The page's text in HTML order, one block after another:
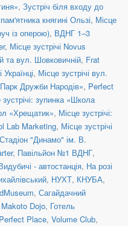
, Зустріч біля входу до
княгині Ользі, Місце
із оперою), ВДНГ 1–3
, Місце зустрічі Novus
та вул. Шовковичній, Frat
, Місце зустрічі вул.
Дружби Народів», Perfect
зустрічі: зупинка «Школа
«Хрещатик», Місце зустрічі:
Lab Marketing, Місце зустрічі
Стадіон "Динамо" ім. В.
, Павільйон №1 ВДНГ,
- автостанція, На розі
, НУХТ, КНУБА,
, Сагайдачний
Makoto Dojo, Готель
Perfect Place, Volume Club,